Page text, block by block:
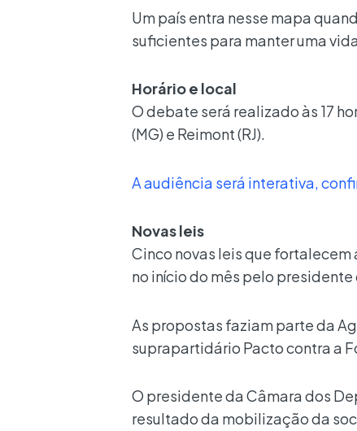
Um país entra nesse mapa
suficientes para manter uma
Horário e local
O debate será realizado às 17
(MG) e Reimont (RJ).
A audiência será interativa,
Novas leis
Cinco novas leis que
no início do mês pelo
As propostas faziam parte da
suprapartidário Pacto contra a
O presidente da Câmara dos
resultado da mobilização da